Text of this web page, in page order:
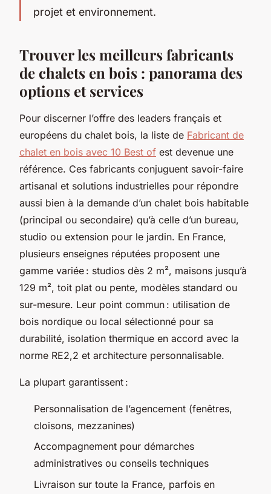
projet et environnement.
Trouver les meilleurs fabricants
de chalets en bois : panorama des
options et services
Pour discerner l’offre des leaders français et
européens du chalet bois, la liste de Fabricant de
chalet en bois avec 10 Best of est devenue une
référence. Ces fabricants conjuguent savoir-faire
artisanal et solutions industrielles pour répondre
aussi bien à la demande d’un chalet bois habitable
(principal ou secondaire) qu’à celle d’un bureau,
studio ou extension pour le jardin. En France,
plusieurs enseignes réputées proposent une
gamme variée : studios dès 2 m², maisons jusqu’à
129 m², toit plat ou pente, modèles standard ou
sur-mesure. Leur point commun : utilisation de
bois nordique ou local sélectionné pour sa
durabilité, isolation thermique en accord avec la
norme RE2,2 et architecture personnalisable.
La plupart garantissent :
Personnalisation de l’agencement (fenêtres,
cloisons, mezzanines)
Accompagnement pour démarches
administratives ou conseils techniques
Livraison sur toute la France, parfois en